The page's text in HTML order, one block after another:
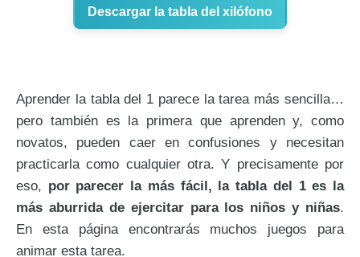
Descargar la tabla del xilófono
Aprender la tabla del 1 parece la tarea más sencilla…
pero también es la primera que aprenden y, como
novatos, pueden caer en confusiones y necesitan
practicarla como cualquier otra. Y precisamente por
eso, por parecer la más fácil, la tabla del 1 es la
más aburrida de ejercitar para los niños y niñas.
En esta página encontrarás muchos juegos para
animar esta tarea.